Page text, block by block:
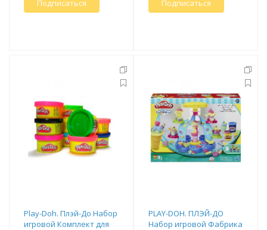
Подписаться Подписаться
Play-Doh. Плэй-До Набор
игровой Комплект для
PLAY-DOH. ПЛЭЙ-ДО
Набор игровой Фабрика